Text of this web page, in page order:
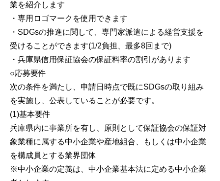
業を紹介します
・専用ロゴマークを使用できます
・SDGsの推進に関して、専門家派遣による経営支援を
受けることができます(1/2負担、最多8回まで)
・兵庫県信用保証協会の保証料率の割引があります
○応募要件
次の条件を満たし、申請日時点で既にSDGsの取り組み
を実施し、公表していることが必要です。
(1)基本要件
兵庫県内に事業所を有し、原則として保証協会の保証対
象業種に属する中小企業や産地組合、もしくは中小企業
を構成員とする業界団体
※中小企業の定義は、中小企業基本法に定める中小企業